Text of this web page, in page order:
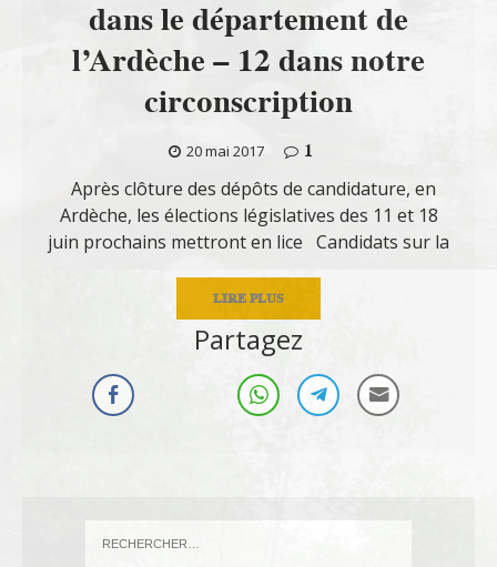
dans le département de
l’Ardèche – 12 dans notre
circonscription
20 mai 2017
1
Après clôture des dépôts de candidature, en
Ardèche, les élections législatives des 11 et 18
juin prochains mettront en lice Candidats sur la
LIRE PLUS
Partagez